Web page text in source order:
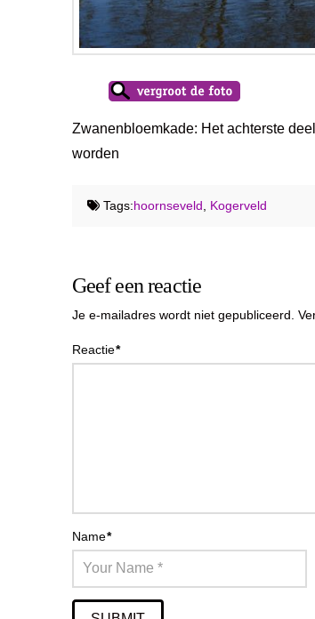
Zwanenbloemkade: Het achterste
worden
Tags:hoornseveld, Kogerveld
Geef een reactie
Je e-mailadres wordt niet gepubliceerd.
Reactie*
Name*